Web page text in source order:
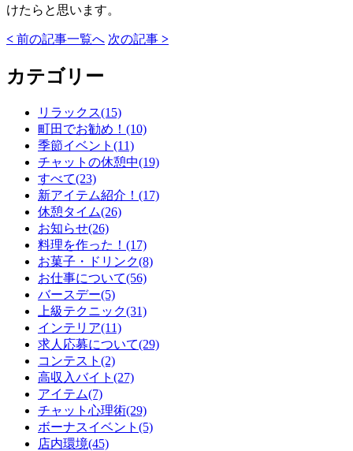
けたらと思います。
< 前の記事一覧へ 次の記事 >
カテゴリー
リラックス(15)
町田でお勧め！(10)
季節イベント(11)
チャットの休憩中(19)
すべて(23)
新アイテム紹介！(17)
休憩タイム(26)
お知らせ(26)
料理を作った！(17)
お菓子・ドリンク(8)
お仕事について(56)
バースデー(5)
上級テクニック(31)
インテリア(11)
求人応募について(29)
コンテスト(2)
高収入バイト(27)
アイテム(7)
チャット心理術(29)
ボーナスイベント(5)
店内環境(45)